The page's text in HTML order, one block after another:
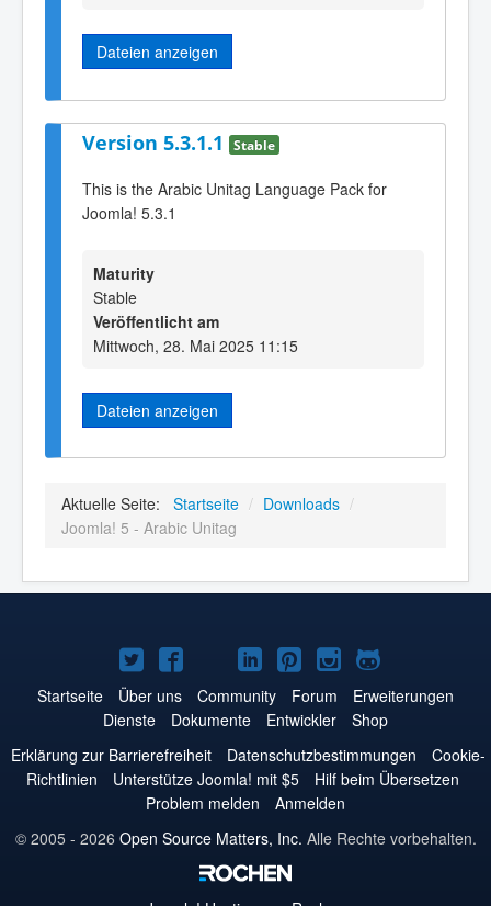
Dateien anzeigen
Version 5.3.1.1 Stable
This is the Arabic Unitag Language Pack for
Joomla! 5.3.1
Maturity
Stable
Veröffentlicht am
Mittwoch, 28. Mai 2025 11:15
Dateien anzeigen
Aktuelle Seite: Startseite / Downloads /
Joomla! 5 - Arabic Unitag
Joomla!
auf
Twitter
Joomla!
auf
Facebook
Joomla!
auf
YouTube
Joomla!
auf
LinkedIn
Joomla!
auf
Pinterest
Joomla!
auf
Instagram
Joomla!
auf
GitHub
Startseite Über uns Community Forum
Erweiterungen
Dienste
Dokumente Entwickler
Shop
Erklärung zur Barrierefreiheit
Datenschutzbestimmungen
Cookie-
Richtlinien
Unterstütze Joomla! mit $5
Hilf beim Übersetzen
Problem melden
Anmelden
© 2005 - 2026 Open Source Matters, Inc. Alle Rechte vorbehalten.